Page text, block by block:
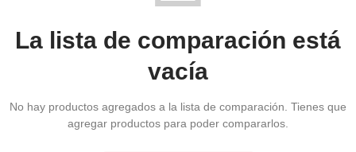
La lista de comparación está
vacía
No hay productos agregados a la lista de comparación. Tienes que
agregar productos para poder compararlos.